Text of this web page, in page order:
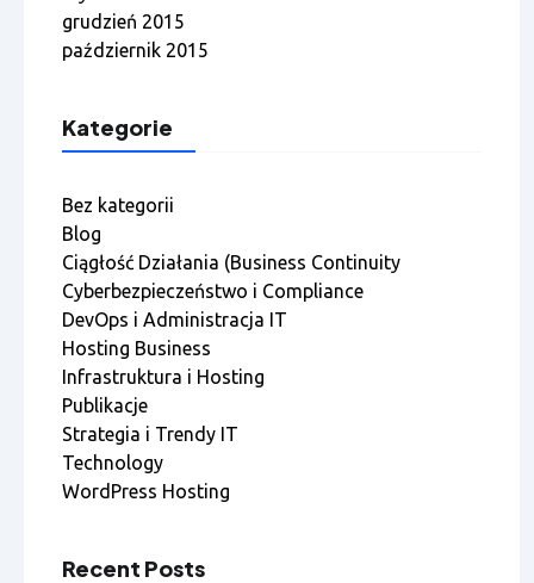
grudzień 2015
październik 2015
Kategorie
Bez kategorii
Blog
Ciągłość Działania (Business Continuity
Cyberbezpieczeństwo i Compliance
DevOps i Administracja IT
Hosting Business
Infrastruktura i Hosting
Publikacje
Strategia i Trendy IT
Technology
WordPress Hosting
Recent Posts